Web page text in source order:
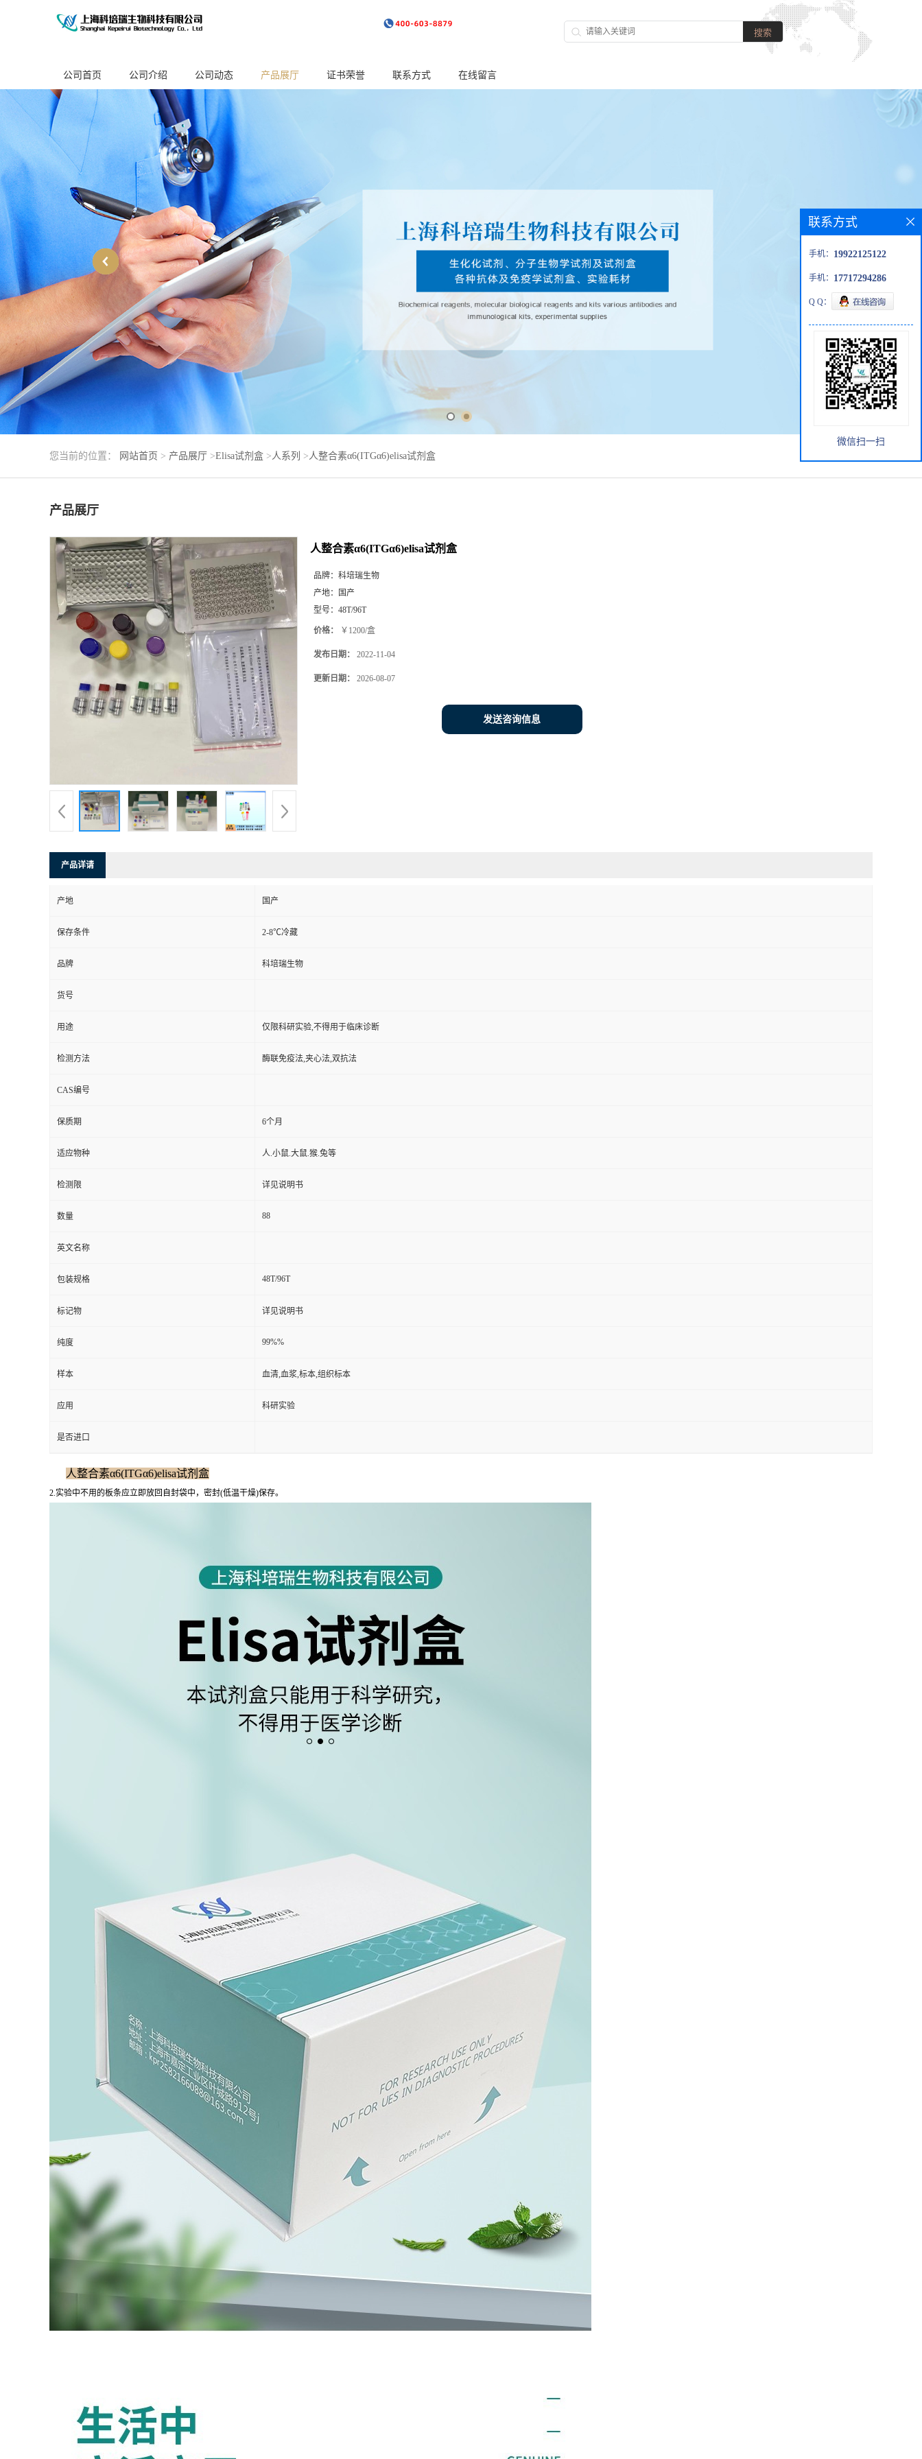
公司首页 公司介绍 公司动态 产品展厅 证书荣誉 联系方式 在线留言
您当前的位置： 网站首页 > 产品展厅 >Elisa试剂盒 > 人系列 > 人整合素α6(ITGα6)elisa试剂盒
产品展厅
人整合素α6(ITGα6)elisa试剂盒
品牌： 科培瑞生物
产地：
国产
型号： 48T/96T
价格： ￥1200/盒
发布日期： 2022-11-04
更新日期： 2026-08-07
发送咨询信息
产品详请
产地 国产
保存条件 2-8℃冷藏
品牌 科培瑞生物
货号
用途 仅限科研实验,不得用于临床诊断
检测方法 酶联免疫法,夹心法,双抗法
CAS编号
保质期 6个月
适应物种 人.小鼠.大鼠.猴.兔等
检测限 详见说明书
数量 88
英文名称
包装规格 48T/96T
标记物 详见说明书
纯度 99%%
样本 血清,血浆,标本,组织标本
应用 科研实验
是否进口
人整合素α6(ITGα6)elisa试剂盒
2.实验中不用的板条应立即放回自封袋中，密封(低温干燥)保存。
联系方式
手机： 19922125122
手机： 17717294286
Q Q：
微信扫一扫